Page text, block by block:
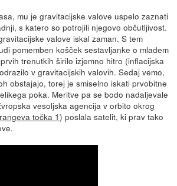
mu je gravitacijske valove uspelo zaznati
s katero so potrojili njegovo občutljivost.
valove iskal zaman. S tem
pomemben košček sestavljanke o mladem
trenutkih širilo izjemno hitro (inflacijska
v gravitacijskih valovih. Sedaj vemo,
obstajajo, torej je smiselno iskati prvobitne
poka. Meritve pa se bodo nadaljevale
vesoljska agencija v orbito okrog
točka 1) poslala satelit, ki prav tako